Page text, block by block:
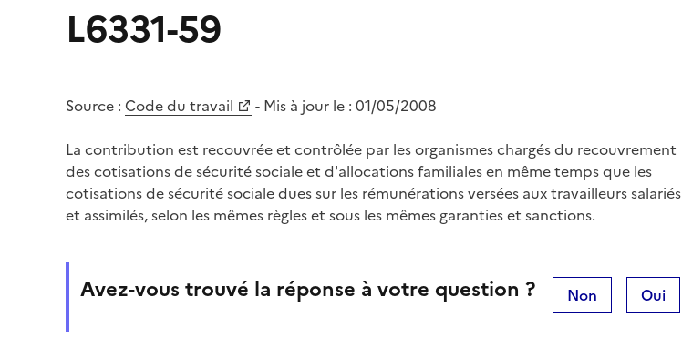
L6331-59
Source : Code du travail - Mis à jour le : 01/05/2008
La contribution est recouvrée et contrôlée par les organismes chargés du recouvrement
des cotisations de sécurité sociale et d'allocations familiales en même temps que les
cotisations de sécurité sociale dues sur les rémunérations versées aux travailleurs salariés
et assimilés, selon les mêmes règles et sous les mêmes garanties et sanctions.
Avez-vous trouvé la réponse à votre question ? Non Oui